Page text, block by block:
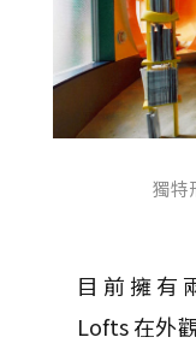
獨特
目前擁有
Lofts 在外